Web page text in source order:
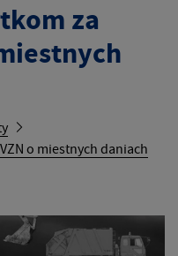
za
o miestnych daniach